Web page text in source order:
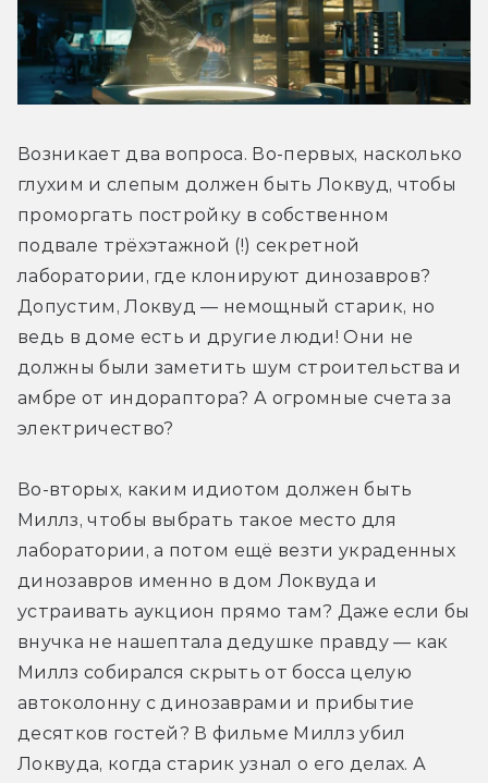
Возникает два вопроса. Во-первых, насколько
глухим и слепым должен быть Локвуд, чтобы
проморгать постройку в собственном
подвале трёхэтажной (!) секретной
лаборатории, где клонируют динозавров?
Допустим, Локвуд — немощный старик, но
ведь в доме есть и другие люди! Они не
должны были заметить шум строительства и
амбре от индораптора? А огромные счета за
электричество?
Во-вторых, каким идиотом должен быть
Миллз, чтобы выбрать такое место для
лаборатории, а потом ещё везти украденных
динозавров именно в дом Локвуда и
устраивать аукцион прямо там? Даже если бы
внучка не нашептала дедушке правду — как
Миллз собирался скрыть от босса целую
автоколонну с динозаврами и прибытие
десятков гостей? В фильме Миллз убил
Локвуда, когда старик узнал о его делах. А